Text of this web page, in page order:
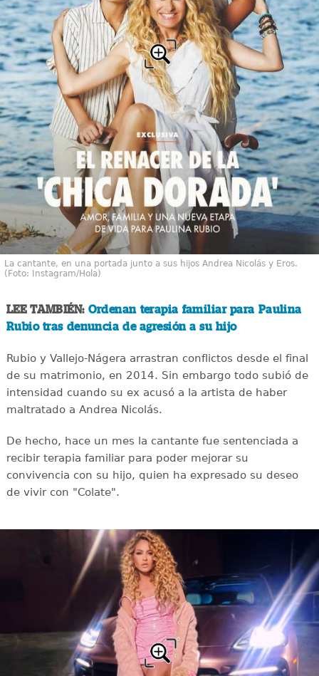
La cantante, en una portada junto a sus hijos Andrea Nicolás y Eros.
(Foto: Instagram/Hola)
LEE TAMBIÉN: Ordenan terapia familiar para Paulina
Rubio tras denuncia de agresión a su hijo
Rubio y Vallejo-Nágera arrastran conflictos desde el final
de su matrimonio, en 2014. Sin embargo todo subió de
intensidad cuando su ex acusó a la artista de haber
maltratado a Andrea Nicolás.
De hecho, hace un mes la cantante fue sentenciada a
recibir terapia familiar para poder mejorar su
convivencia con su hijo, quien ha expresado su deseo
de vivir con "Colate".